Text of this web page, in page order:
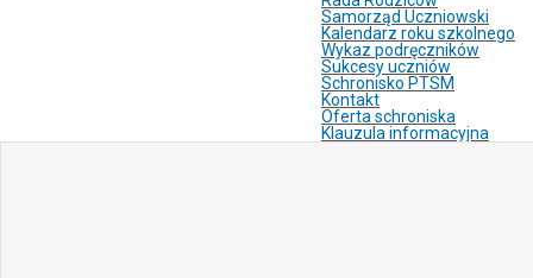
Samorząd Uczniowski
Kalendarz roku szkolnego
Wykaz podręczników
Sukcesy uczniów
Schronisko PTSM
Kontakt
Oferta schroniska
Klauzula informacyjna